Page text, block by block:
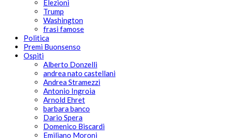
Elezioni
Trump
Washington
frasi famose
Politica
Premi Buonsenso
Ospiti
Alberto Donzelli
andrea nato castellani
Andrea Stramezzi
Antonio Ingroia
Arnold Ehret
barbara banco
Dario Spera
Domenico Biscardi
Emiliano Moroni